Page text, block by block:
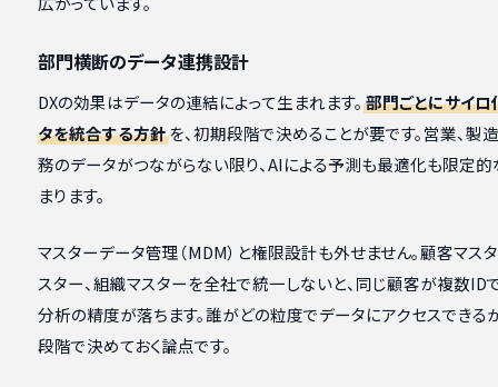
部門横断のデータ連携設計
DXの効果はデータの連結によって生まれます。 部門ごとにサイロ
タを統合する方針を、初期段階で決めることが要です。営業、製
務のデータがつながらない限り、AIによる予測も最適化も限定
まります。
マスターデータ管理（MDM）と権限設計も外せません。顧客マス
スター、組織マスターを全社で統一しないと、同じ顧客が複数ID
分析の精度が落ちます。誰がどの粒度でデータにアクセスできる
段階で決めておく論点です。